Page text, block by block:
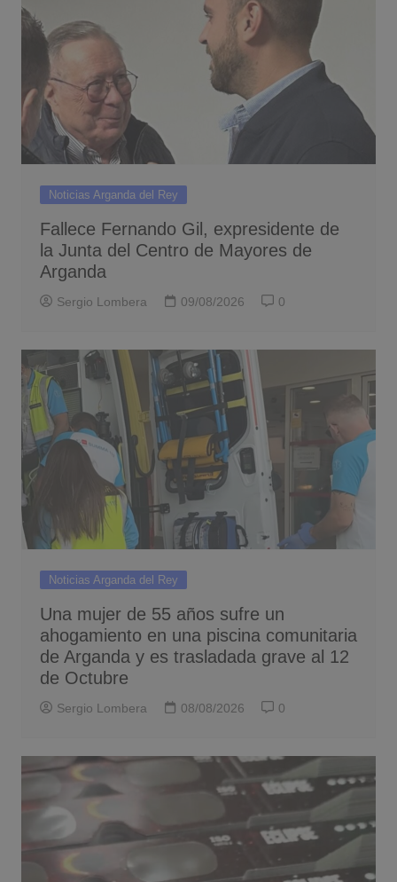
Noticias Arganda del Rey
Fallece Fernando Gil, expresidente de
la Junta del Centro de Mayores de
Arganda
Sergio Lombera 09/08/2026 0
Noticias Arganda del Rey
Una mujer de 55 años sufre un
ahogamiento en una piscina comunitaria
de Arganda y es trasladada grave al 12
de Octubre
Sergio Lombera 08/08/2026 0